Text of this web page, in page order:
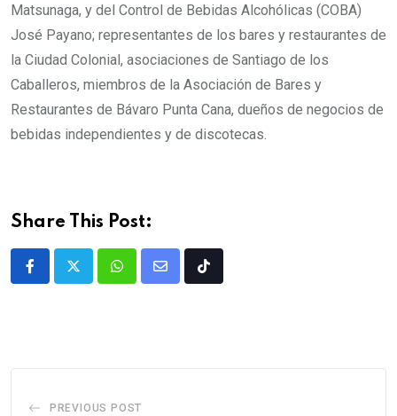
Matsunaga, y del Control de Bebidas Alcohólicas (COBA)
José Payano; representantes de los bares y restaurantes de
la Ciudad Colonial, asociaciones de Santiago de los
Caballeros, miembros de la Asociación de Bares y
Restaurantes de Bávaro Punta Cana, dueños de negocios de
bebidas independientes y de discotecas.
Share This Post:
PREVIOUS POST